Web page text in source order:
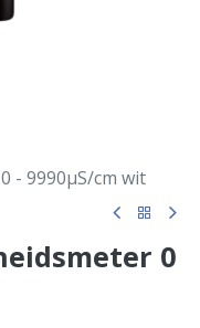
- 9990µS/cm wit
0